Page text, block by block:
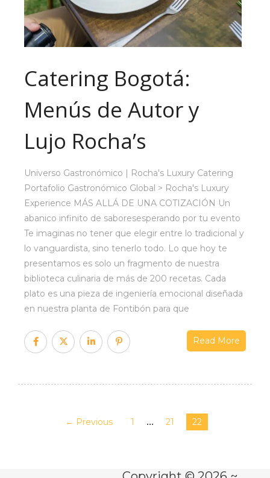
Catering Bogotá:
Menús de Autor y
Lujo Rocha’s
Universo Gastronómico | Rocha's Luxury Catering
Portafolio Gastronómico Global > Rocha's Luxury
Experience MÁS ALLÁ DE UNA COTIZACIÓN Un
abanico infinito de saboresesperando por tu evento
Te imaginas no tener que elegir entre lo tradicional y
lo vanguardista, sino tenerlo todo. Lo que hoy te
presentamos es solo un fragmento de nuestra
biblioteca culinaria de más de 200 recetas. Cada
plato es una pieza de ingeniería emocional diseñada
en nuestra planta de Fontibón para que
Read More
← Previous 1 … 21 22